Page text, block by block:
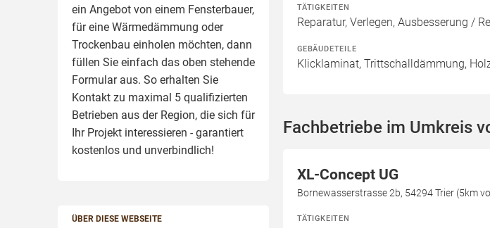
ein Angebot von einem Fensterbauer,
für eine Wärmedämmung oder
Trockenbau einholen möchten, dann
füllen Sie einfach das oben stehende
Formular aus. So erhalten Sie
Kontakt zu maximal 5 qualifizierten
Betrieben aus der Region, die sich für
Ihr Projekt interessieren - garantiert
kostenlos und unverbindlich!
ÜBER DIESE WEBSEITE
TÄTIGKEITEN
Reparatur, Verlegen, Ausbesserung /
GEBÄUDETEILE
Klicklaminat, Trittschalldämmung,
Fachbetriebe im Umkreis
XL-Concept UG
Bornewasserstrasse 2b, 54294 Trier (5km
TÄTIGKEITEN